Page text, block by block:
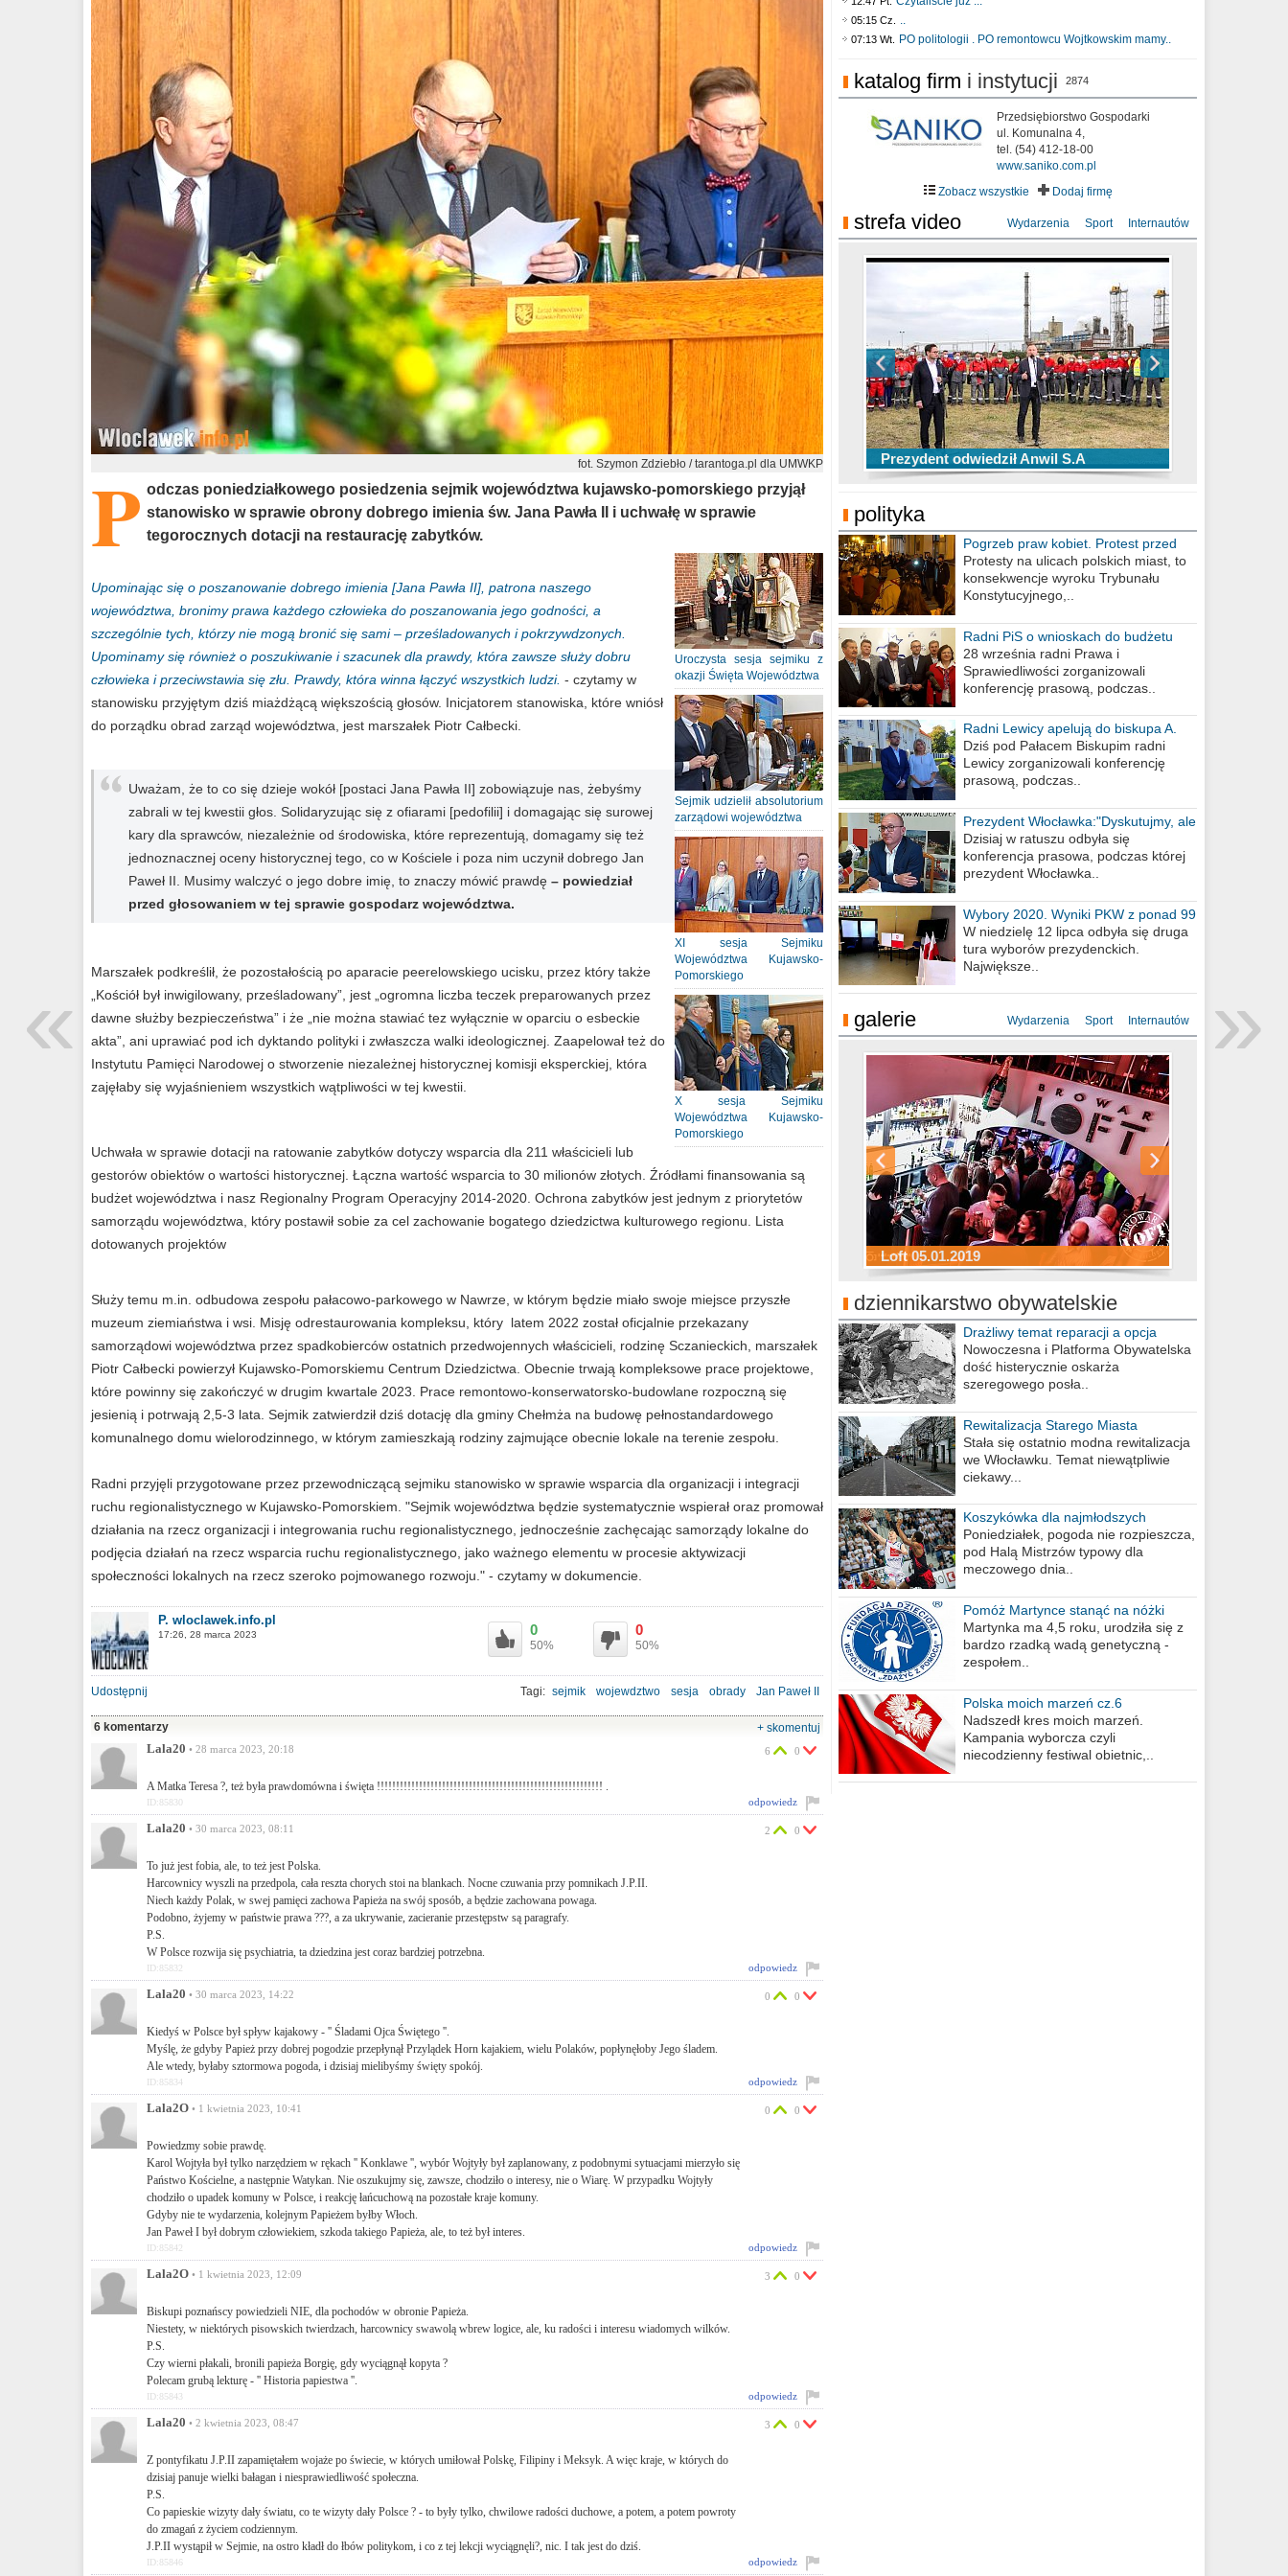
fot. Szymon Zdziebło / tarantoga.pl dla UMWKP
P odczas poniedziałkowego posiedzenia sejmik województwa kujawsko-pomorskiego przyjął
stanowisko w sprawie obrony dobrego imienia św. Jana Pawła II i uchwałę w sprawie
tegorocznych dotacji na restaurację zabytków.
Uroczysta sesja sejmiku z
okazji Święta Województwa
Sejmik udzielił absolutorium
zarządowi województwa
XI sesja Sejmiku
Województwa Kujawsko-
Pomorskiego
X sesja Sejmiku
Województwa Kujawsko-
Pomorskiego
Upominając się o poszanowanie dobrego imienia [Jana Pawła II], patrona naszego
województwa, bronimy prawa każdego człowieka do poszanowania jego godności, a
szczególnie tych, którzy nie mogą bronić się sami – prześladowanych i pokrzywdzonych.
Upominamy się również o poszukiwanie i szacunek dla prawdy, która zawsze służy dobru
człowieka i przeciwstawia się złu. Prawdy, która winna łączyć wszystkich ludzi. - czytamy w
stanowisku przyjętym dziś miażdżącą większością głosów. Inicjatorem stanowiska, które wniósł
do porządku obrad zarząd województwa, jest marszałek Piotr Całbecki.
Uważam, że to co się dzieje wokół [postaci Jana Pawła II] zobowiązuje nas, żebyśmy
zabrali w tej kwestii głos. Solidaryzując się z ofiarami [pedofilii] i domagając się surowej
kary dla sprawców, niezależnie od środowiska, które reprezentują, domagamy się też
jednoznacznej oceny historycznej tego, co w Kościele i poza nim uczynił dobrego Jan
Paweł II. Musimy walczyć o jego dobre imię, to znaczy mówić prawdę – powiedział
przed głosowaniem w tej sprawie gospodarz województwa.
Marszałek podkreślił, że pozostałością po aparacie peerelowskiego ucisku, przez który także
„Kościół był inwigilowany, prześladowany”, jest „ogromna liczba teczek preparowanych przez
dawne służby bezpieczeństwa” i że „nie można stawiać tez wyłącznie w oparciu o esbeckie
akta”, ani uprawiać pod ich dyktando polityki i zwłaszcza walki ideologicznej. Zaapelował też do
Instytutu Pamięci Narodowej o stworzenie niezależnej historycznej komisji eksperckiej, która
zajęłaby się wyjaśnieniem wszystkich wątpliwości w tej kwestii.
Uchwała w sprawie dotacji na ratowanie zabytków dotyczy wsparcia dla 211 właścicieli lub
gestorów obiektów o wartości historycznej. Łączna wartość wsparcia to 30 milionów złotych. Źródłami finansowania są
budżet województwa i nasz Regionalny Program Operacyjny 2014-2020. Ochrona zabytków jest jednym z priorytetów
samorządu województwa, który postawił sobie za cel zachowanie bogatego dziedzictwa kulturowego regionu. Lista
dotowanych projektów
Służy temu m.in. odbudowa zespołu pałacowo-parkowego w Nawrze, w którym będzie miało swoje miejsce przyszłe
muzeum ziemiaństwa i wsi. Misję odrestaurowania kompleksu, który latem 2022 został oficjalnie przekazany
samorządowi województwa przez spadkobierców ostatnich przedwojennych właścicieli, rodzinę Sczanieckich, marszałek
Piotr Całbecki powierzył Kujawsko-Pomorskiemu Centrum Dziedzictwa. Obecnie trwają kompleksowe prace projektowe,
które powinny się zakończyć w drugim kwartale 2023. Prace remontowo-konserwatorsko-budowlane rozpoczną się
jesienią i potrwają 2,5-3 lata. Sejmik zatwierdził dziś dotację dla gminy Chełmża na budowę pełnostandardowego
komunalnego domu wielorodzinnego, w którym zamieszkają rodziny zajmujące obecnie lokale na terenie zespołu.
Radni przyjęli przygotowane przez przewodniczącą sejmiku stanowisko w sprawie wsparcia dla organizacji i integracji
ruchu regionalistycznego w Kujawsko-Pomorskiem. "Sejmik województwa będzie systematycznie wspierał oraz promował
działania na rzecz organizacji i integrowania ruchu regionalistycznego, jednocześnie zachęcając samorządy lokalne do
podjęcia działań na rzecz wsparcia ruchu regionalistycznego, jako ważnego elementu w procesie aktywizacji
społeczności lokalnych na rzecz szeroko pojmowanego rozwoju." - czytamy w dokumencie.
P. wloclawek.info.pl
17:26, 28 marca 2023 0
50%
0
50%
Udostępnij Tagi: sejmik wojewdztwo sesja obrady
Jan Paweł II
6 komentarzy
+ skomentuj
Lala20 • 28 marca 2023, 20:18
A Matka Teresa ?, też była prawdomówna i święta !!!!!!!!!!!!!!!!!!!!!!!!!!!!!!!!!!!!!!!!!!!!!!!!!!!!!!!!!!! .
6 0
odpowiedz
ID:85830
Lala20 • 30 marca 2023, 08:11
To już jest fobia, ale, to też jest Polska.
Harcownicy wyszli na przedpola, cała reszta chorych stoi na blankach. Nocne czuwania przy pomnikach J.P.II.
Niech każdy Polak, w swej pamięci zachowa Papieża na swój sposób, a będzie zachowana powaga.
Podobno, żyjemy w państwie prawa ???, a za ukrywanie, zacieranie przestępstw są paragrafy.
P.S.
W Polsce rozwija się psychiatria, ta dziedzina jest coraz bardziej potrzebna.
2 0
odpowiedz
ID:85832
Lala20 • 30 marca 2023, 14:22
Kiedyś w Polsce był spływ kajakowy - '' Śladami Ojca Świętego ''.
Myślę, że gdyby Papież przy dobrej pogodzie przepłynął Przylądek Horn kajakiem, wielu Polaków, popłynęłoby Jego śladem.
Ale wtedy, byłaby sztormowa pogoda, i dzisiaj mielibyśmy święty spokój.
0 0
odpowiedz
ID:85834
Lala2O • 1 kwietnia 2023, 10:41
Powiedzmy sobie prawdę.
Karol Wojtyła był tylko narzędziem w rękach '' Konklawe '', wybór Wojtyły był zaplanowany, z podobnymi sytuacjami mierzyło się
Państwo Kościelne, a następnie Watykan. Nie oszukujmy się, zawsze, chodziło o interesy, nie o Wiarę. W przypadku Wojtyły
chodziło o upadek komuny w Polsce, i reakcję łańcuchową na pozostałe kraje komuny.
Gdyby nie te wydarzenia, kolejnym Papieżem byłby Włoch.
Jan Paweł I był dobrym człowiekiem, szkoda takiego Papieża, ale, to też był interes.
0 0
odpowiedz
ID:85842
Lala2O • 1 kwietnia 2023, 12:09
Biskupi poznańscy powiedzieli NIE, dla pochodów w obronie Papieża.
Niestety, w niektórych pisowskich twierdzach, harcownicy swawolą wbrew logice, ale, ku radości i interesu wiadomych wilków.
P.S.
Czy wierni płakali, bronili papieża Borgię, gdy wyciągnął kopyta ?
Polecam grubą lekturę - '' Historia papiestwa ''.
3 0
odpowiedz
ID:85843
Lala20 • 2 kwietnia 2023, 08:47
Z pontyfikatu J.P.II zapamiętałem wojaże po świecie, w których umiłował Polskę, Filipiny i Meksyk. A więc kraje, w których do
dzisiaj panuje wielki bałagan i niesprawiedliwość społeczna.
P.S.
Co papieskie wizyty dały światu, co te wizyty dały Polsce ? - to były tylko, chwilowe radości duchowe, a potem, a potem powroty
do zmagań z życiem codziennym.
J.P.II wystąpił w Sejmie, na ostro kładł do łbów politykom, i co z tej lekcji wyciągnęli?, nic. I tak jest do dziś.
3 0
odpowiedz
ID:85846
05:15 Cz. ..
07:13 Wt. PO politologii . PO remontowcu Wojtkowskim mamy..
katalog firm i instytucji 2874
Przedsiębiorstwo Gospodarki
ul. Komunalna 4,
tel. (54) 412-18-00
www.saniko.com.pl
Zobacz wszystkie
Dodaj firmę
strefa video Wydarzenia Sport Internautów
Prezydent odwiedził Anwil S.A
TOP 10 przechwytów Anwilu Włocławek
w EBL w sezonie 2019/2020
TOP 5 rzutów Anwilu Włocławek w BCL
w sezonie 2019/2020
Ni To Ponk - W oczach mamy strach
sixf33t .Last Year DRONE FOOTAGE
Włocławek
XXIII Sesja Rady Miasta Włocławek VIII
kadencji w dniu 09.06.2020 r.
polityka
Pogrzeb praw kobiet. Protest przed
biurem poselskim PiS
Protesty na ulicach polskich miast, to
konsekwencje wyroku Trybunału
Konstytucyjnego,..
Radni PiS o wnioskach do budżetu
miasta na 2021 rok
28 września radni Prawa i
Sprawiedliwości zorganizowali
konferencję prasową, podczas..
Radni Lewicy apelują do biskupa A.
Wiesława Meringa
Dziś pod Pałacem Biskupim radni
Lewicy zorganizowali konferencję
prasową, podczas..
Prezydent Włocławka:"Dyskutujmy, ale
nie obrażajmy się”
Dzisiaj w ratuszu odbyła się
konferencja prasowa, podczas której
prezydent Włocławka..
Wybory 2020. Wyniki PKW z ponad 99
procent obwodów
W niedzielę 12 lipca odbyła się druga
tura wyborów prezydenckich.
Największe..
galerie Wydarzenia Sport Internautów
Loft 05.01.2019
Sylwester Podgrodzie 31.12.2018
Sylwester Pensjonat Michelin 31.12.2018
Sylwester Hotel Młyn 31.12.2018
Sylwester Miejski 31.12.2018
Sylwester Loft 31.12.2018
dziennikarstwo obywatelskie
Drażliwy temat reparacji a opcja
berlińska
Nowoczesna i Platforma Obywatelska
dość histerycznie oskarża
szeregowego posła..
Rewitalizacja Starego Miasta
Stała się ostatnio modna rewitalizacja
we Włocławku. Temat niewątpliwie
ciekawy...
Koszykówka dla najmłodszych
Poniedziałek, pogoda nie rozpieszcza,
pod Halą Mistrzów typowy dla
meczowego dnia..
Pomóż Martynce stanąć na nóżki
Martynka ma 4,5 roku, urodziła się z
bardzo rzadką wadą genetyczną -
zespołem..
Polska moich marzeń cz.6
Nadszedł kres moich marzeń.
Kampania wyborcza czyli
niecodzienny festiwal obietnic,..
»
«